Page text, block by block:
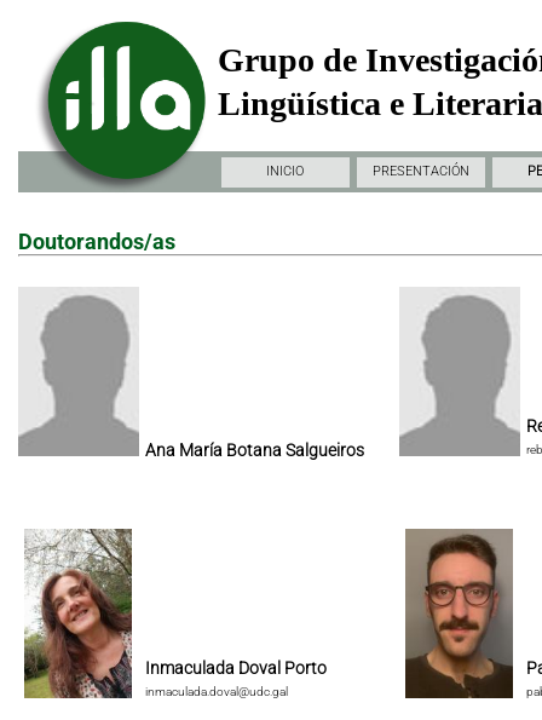
Grupo de
Lingüística e
INICIO PRESENTACIÓN
Doutorandos/as
Ana María Botana Salgueiros
Inmaculada Doval Porto
inmaculada.doval@udc.gal